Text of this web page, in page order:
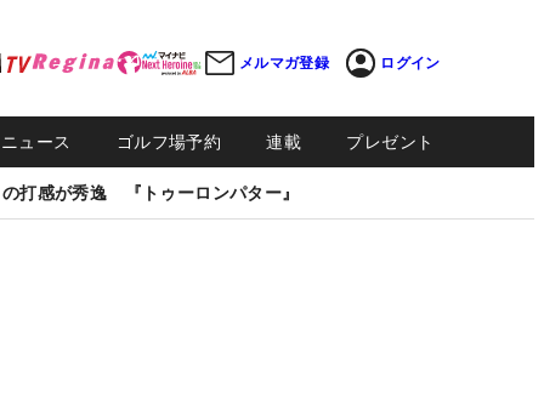
メルマガ登録 ログイン
ュース ゴルフ場予約 連載 プレゼント
打感が秀逸 『トゥーロンパター』